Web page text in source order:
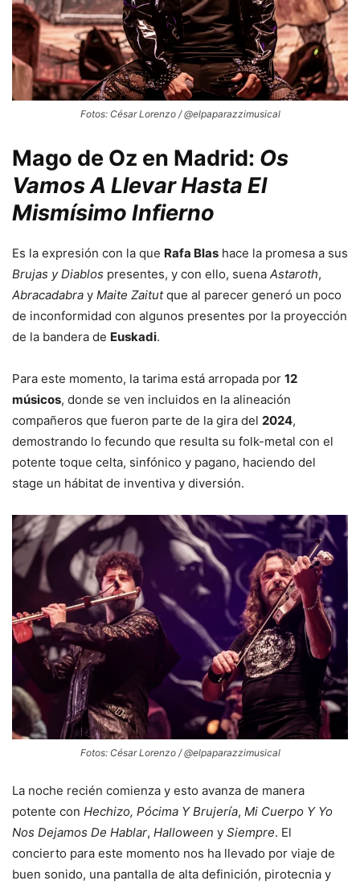
Fotos: César Lorenzo / @elpaparazzimusical
Mago de Oz en Madrid: Os
Vamos A Llevar Hasta El
Mismísimo Infierno
Es la expresión con la que Rafa Blas hace la promesa a sus
Brujas y Diablos presentes, y con ello, suena Astaroth,
Abracadabra y Maite Zaitutque al parecer generó un poco
de inconformidad con algunos presentes por la proyección
de la bandera de Euskadi.
Para este momento, la tarima está arropada por 12
músicos, donde se ven incluidos en la alineación
compañeros que fueron parte de la gira del 2024,
demostrando lo fecundo que resulta su folk-metal con el
potente toque celta, sinfónico y pagano, haciendo del
stage un hábitat de inventiva y diversión.
Fotos: César Lorenzo / @elpaparazzimusical
La noche recién comienza y esto avanza de manera
potente con Hechizo, Pócima Y Brujería, Mi Cuerpo Y Yo
Nos Dejamos De Hablar, Halloween y Siempre. El
concierto para este momento nos ha llevado por viaje de
buen sonido, una pantalla de alta definición, pirotecnia y